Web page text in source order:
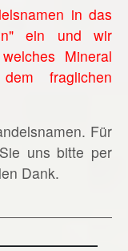
in das
ein und wir
Mineral
fraglichen
Für
uns bitte per
Dank.